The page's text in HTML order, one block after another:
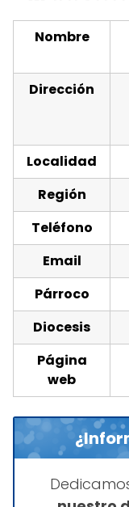
Nombre
Dirección
Localidad
Región
Teléfono
Email
Párroco
Diocesis
Página
web